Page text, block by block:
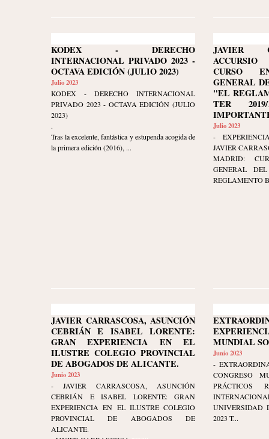
KODEX - DERECHO
INTERNACIONAL PRIVADO 2023 -
OCTAVA EDICIÓN (JULIO 2023)
Julio 2023
KODEX - DERECHO INTERNACIONAL
PRIVADO 2023 - OCTAVA EDICIÓN (JULIO
2023)
.
Tras la excelente, fantástica y estupenda acogida de
la primera edición (2016), ...
JAVIER
CURSO
GENERAL
"EL
TER 2019/
Julio 2023
-
JAVIER
MADRID:
GENERAL
REGLAMENTO
JAVIER CARRASCOSA, ASUNCIÓN
CEBRIÁN E ISABEL LORENTE:
GRAN EXPERIENCIA EN EL
ILUSTRE COLEGIO PROVINCIAL
DE ABOGADOS DE ALICANTE.
Junio 2023
- JAVIER CARRASCOSA, ASUNCIÓN
CEBRIÁN E ISABEL LORENTE: GRAN
EXPERIENCIA EN EL ILUSTRE COLEGIO
PROVINCIAL DE ABOGADOS DE
ALICANTE.
MUNDIAL
Junio 2023
-
CONGRESO
PRÁCTICOS
UNIVERSIDAD
2023 T...